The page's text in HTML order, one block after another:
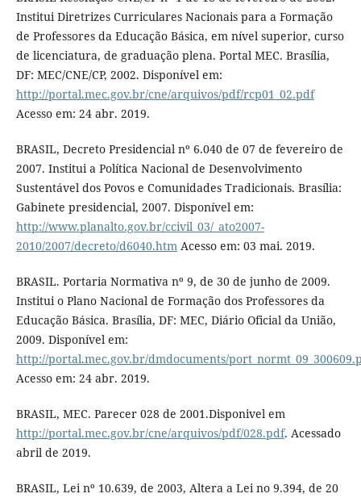
Institui Diretrizes Curriculares Nacionais para a Formação
de Professores da Educação Básica, em nível superior, curso
de licenciatura, de graduação plena. Portal MEC. Brasília,
DF: MEC/CNE/CP, 2002. Disponível em:
http://portal.mec.gov.br/cne/arquivos/pdf/rcp01_02.pdf
Acesso em: 24 abr. 2019.
BRASIL, Decreto Presidencial nº 6.040 de 07 de fevereiro de
2007. Institui a Política Nacional de Desenvolvimento
Sustentável dos Povos e Comunidades Tradicionais. Brasília:
Gabinete presidencial, 2007. Disponível em:
http://www.planalto.gov.br/ccivil_03/_ato2007-
2010/2007/decreto/d6040.htmAcesso em: 03 mai. 2019.
BRASIL. Portaria Normativa nº 9, de 30 de junho de 2009.
Institui o Plano Nacional de Formação dos Professores da
Educação Básica. Brasília, DF: MEC, Diário Oficial da União,
2009. Disponível em:
http://portal.mec.gov.br/dmdocuments/
Acesso em: 24 abr. 2019.
BRASIL, MEC. Parecer 028 de 2001.Disponivel em
http://portal.mec.gov.br/cne/arquivos/pdf/028.pdf. Acessado
abril de 2019.
BRASIL, Lei nº 10.639, de 2003, Altera a Lei no 9.394, de 20